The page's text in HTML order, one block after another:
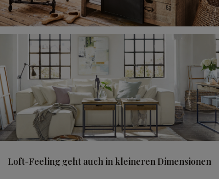
Loft-Feeling geht auch in kleineren Dimensionen